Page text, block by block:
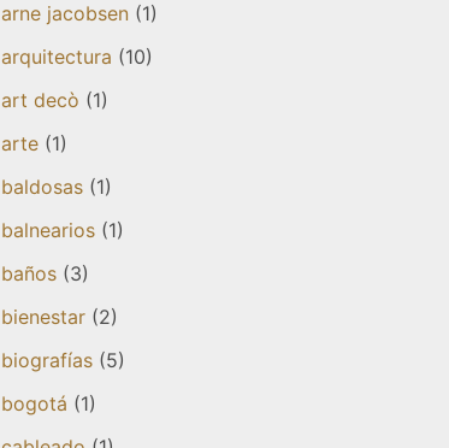
arne jacobsen (1)
arquitectura (10)
art decò (1)
arte (1)
baldosas (1)
balnearios (1)
baños (3)
bienestar (2)
biografías (5)
bogotá (1)